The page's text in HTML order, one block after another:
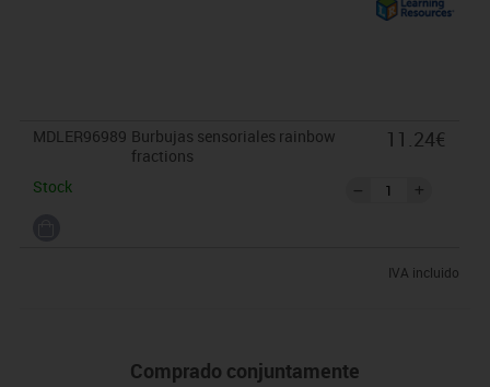
MDLER96989 Burbujas sensoriales rainbow
fractions
Stock
11.24€
IVA incluido
Comprado conjuntamente